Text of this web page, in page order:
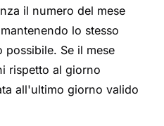
il numero del mese
lo stesso
Se il mese
rispetto al giorno
all'ultimo giorno valido